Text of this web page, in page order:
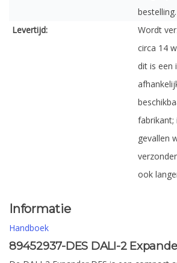
bestelling.
Levertijd:
Wordt
circa 14
dit is een
fabrikant;
gevallen
ook
Informatie
Handboek
89452937-DES DALI-2